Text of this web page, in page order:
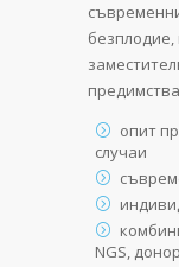
опит
случаи
NGS,